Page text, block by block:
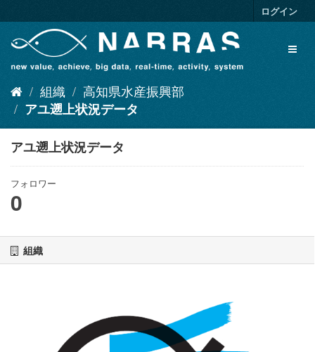
キ
ログイン
組織
高知県水産振興部
アユ遡上状況データ
アユ遡上状況データ
フォロワー
0
組織